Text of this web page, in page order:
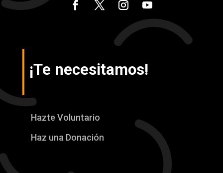
¡Te necesitamos!
Hazte Voluntario
Haz una Donación